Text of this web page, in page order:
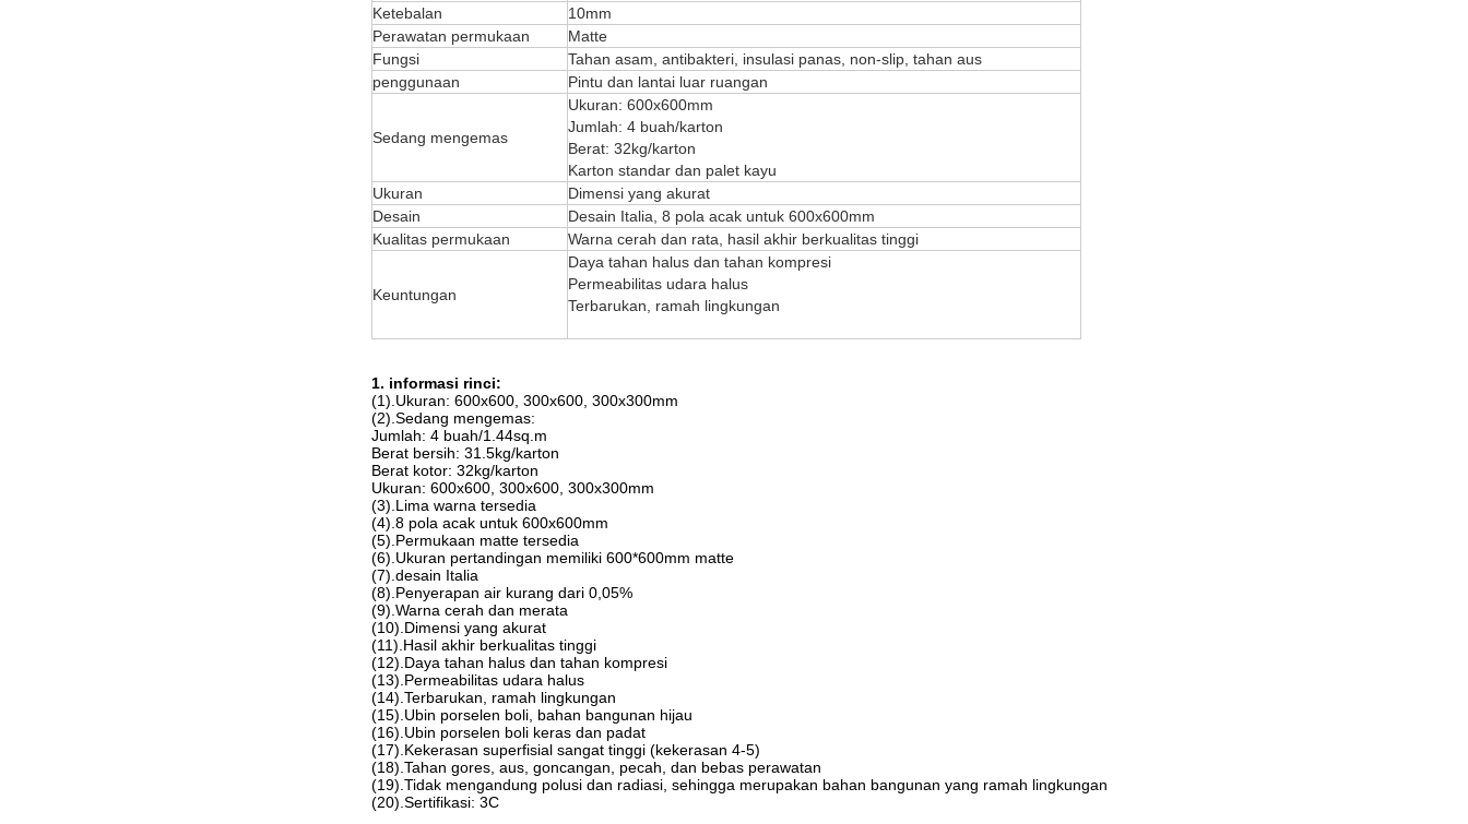
Ketebalan
10mm
Perawatan permukaan
Matte
Fungsi
Tahan asam, antibakteri, insulasi panas, non-slip, tahan aus
penggunaan
Pintu dan lantai luar ruangan
Sedang mengemas
Ukuran: 600x600mm
Jumlah: 4 buah/karton
Berat: 32kg/karton
Karton standar dan palet kayu
Ukuran
Dimensi yang akurat
Desain
Desain Italia, 8 pola acak untuk 600x600mm
Kualitas permukaan
Warna cerah dan rata, hasil akhir berkualitas tinggi
Keuntungan
Daya tahan halus dan tahan kompresi
Permeabilitas udara halus
Terbarukan, ramah lingkungan
1. informasi rinci:
(1).Ukuran: 600x600, 300x600, 300x300mm
(2).Sedang mengemas:
Jumlah: 4 buah/1.44sq.m
Berat bersih: 31.5kg/karton
Berat kotor: 32kg/karton
Ukuran: 600x600, 300x600, 300x300mm
(3).Lima warna tersedia
(4).8 pola acak untuk 600x600mm
(5).Permukaan matte tersedia
(6).Ukuran pertandingan memiliki 600*600mm matte
(7).desain Italia
(8).Penyerapan air kurang dari 0,05%
(9).Warna cerah dan merata
(10).Dimensi yang akurat
(11).Hasil akhir berkualitas tinggi
(12).Daya tahan halus dan tahan kompresi
(13).Permeabilitas udara halus
(14).Terbarukan, ramah lingkungan
(15).Ubin porselen boli, bahan bangunan hijau
(16).Ubin porselen boli keras dan padat
(17).Kekerasan superfisial sangat tinggi (kekerasan 4-5)
(18).Tahan gores, aus, goncangan, pecah, dan bebas perawatan
(19).Tidak mengandung polusi dan radiasi, sehingga merupakan bahan bangunan yang ramah lingkungan
(20).Sertifikasi: 3C